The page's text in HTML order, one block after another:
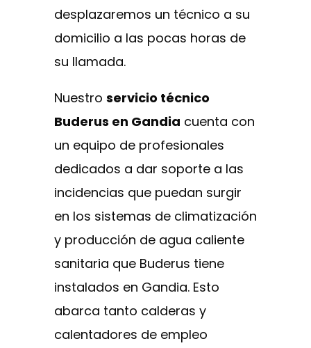
desplazaremos un técnico a su
domicilio a las pocas horas de
su llamada.
Nuestro servicio técnico
Buderus en Gandia cuenta con
un equipo de profesionales
dedicados a dar soporte a las
incidencias que puedan surgir
en los sistemas de climatización
y producción de agua caliente
sanitaria que Buderus tiene
instalados en Gandia. Esto
abarca tanto calderas y
calentadores de empleo